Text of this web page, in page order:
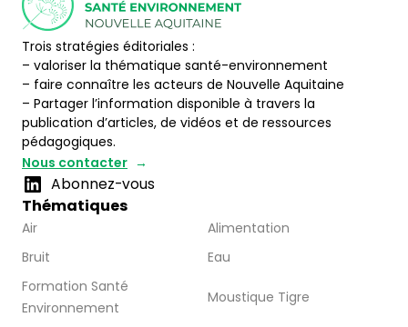
Trois stratégies éditoriales :
– valoriser la thématique santé-environnement
– faire connaître les acteurs de Nouvelle Aquitaine
– Partager l’information disponible à travers la
publication d’articles, de vidéos et de ressources
pédagogiques.
Nous contacter
Abonnez-vous
Thématiques
Air
Alimentation
Bruit
Eau
Formation Santé
Environnement
Moustique Tigre